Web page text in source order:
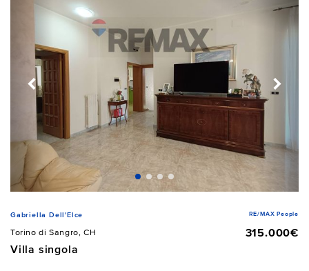
Gabriella Dell'Elce RE/MAX People
Torino di Sangro, CH
315.000€
Villa singola